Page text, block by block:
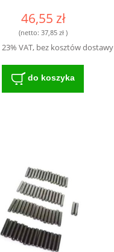
46,55 zł
(netto: 37,85 zł)
VAT, bez kosztów dostawy
do koszyka